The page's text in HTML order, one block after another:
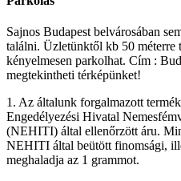
Sajnos Budapest belvárosában
találni. Üzletünktől kb 50 méterre
kényelmesen parkolhat. Cím :
megtekintheti térképünket!
1. Az általunk forgalmazott
Engedélyezési Hivatal
(NEHITI) által ellenőrzött áru.
NEHITI által beütött finomsági,
meghaladja az 1 grammot.